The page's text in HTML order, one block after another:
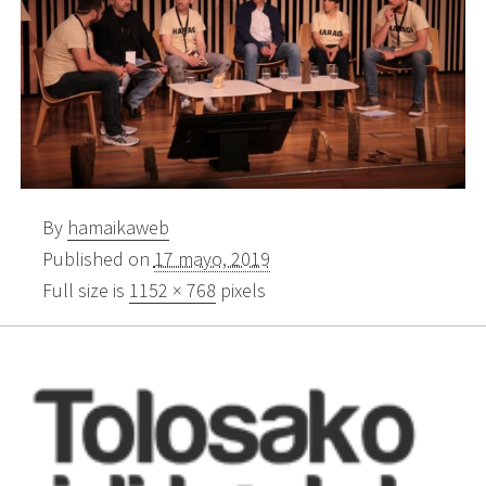
By hamaikaweb
Published on 17 mayo, 2019
Full size is 1152 × 768 pixels